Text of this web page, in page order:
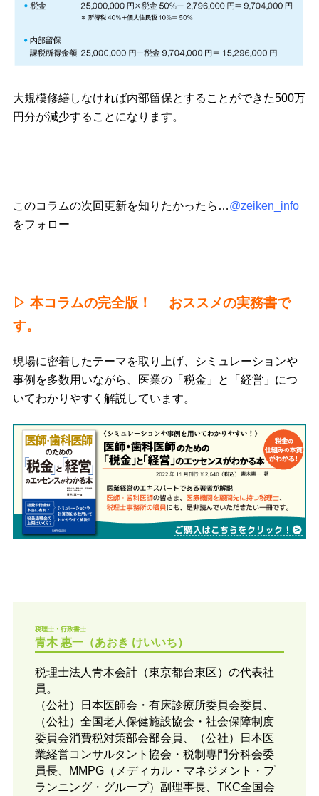
大規模修繕しなければ内部留保とすることができた500万
円分が減少することになります。
このコラムの次回更新を知りたかったら…@zeiken_info
をフォロー
▷ 本コラムの完全版！ おススメの実務書で
す。
現場に密着したテーマを取り上げ、シミュレーションや
事例を多数用いながら、医業の「税金」と「経営」につ
いてわかりやすく解説しています。
税理士・行政書士
青木 惠一（あおき けいいち）
税理士法人青木会計（東京都台東区）の代表社
員。
（公社）日本医師会・有床診療所委員会委員、
（公社）全国老人保健施設協会・社会保障制度
委員会消費税対策部会部会員、（公社）日本医
業経営コンサルタント協会・税制専門分科会委
員長、MMPG（メディカル・マネジメント・プ
ランニング・グループ）副理事長、TKC全国会